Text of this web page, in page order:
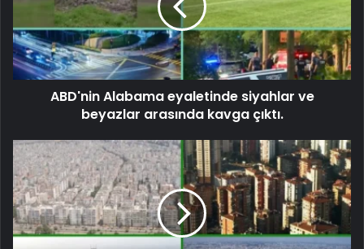
ABD'nin Alabama eyaletinde siyahlar ve
beyazlar arasında kavga çıktı.